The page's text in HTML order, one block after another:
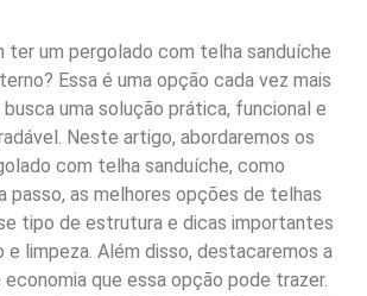
ter um pergolado com telha sanduíche
Essa é uma opção cada vez mais
uma solução prática, funcional e
Neste artigo, abordaremos os
com telha sanduíche, como
passo, as melhores opções de telhas
tipo de estrutura e dicas importantes
e limpeza. Além disso, destacaremos a
que essa opção pode trazer.